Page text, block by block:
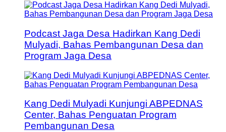
Podcast Jaga Desa Hadirkan Kang Dedi
Mulyadi, Bahas Pembangunan Desa dan
Program Jaga Desa
Kang Dedi Mulyadi Kunjungi ABPEDNAS
Center, Bahas Penguatan Program
Pembangunan Desa